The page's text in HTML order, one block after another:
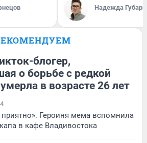
Надежда Губарь
блогер,
о борьбе с редкой
в возрасте 26 лет
Героиня мема вспомнила
в кафе Владивостока